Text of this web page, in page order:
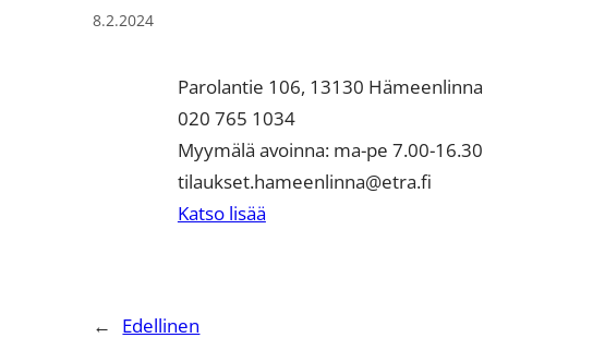
8.2.2024
Parolantie 106, 13130 Hämeenlinna
020 765 1034
Myymälä avoinna: ma-pe 7.00-16.30
tilaukset.hameenlinna@etra.fi
Katso lisää
← Edellinen